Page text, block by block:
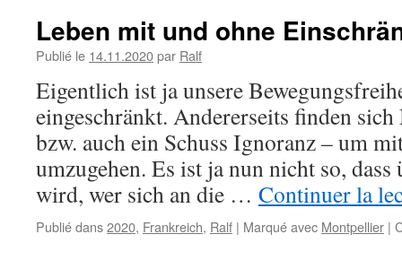
Leben mit und ohne
Publié le 14.11.2020par Ralf
Eigentlich ist ja unsere
eingeschränkt. Andererseits finden
bzw. auch ein Schuss Ignoranz – um
umzugehen. Es ist ja nun nicht so,
wird, wer sich an die … Continuer la
Publié dans2020, Frankreich, Ralf | Marqué avec Montpellier |